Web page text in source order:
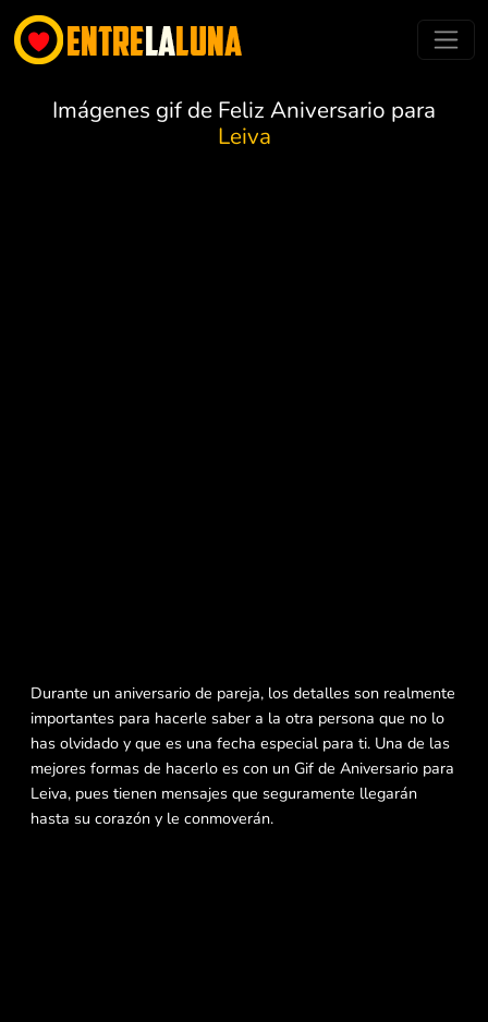
Imágenes gif de Feliz Aniversario para
Leiva
Durante un aniversario de pareja, los detalles son realmente
importantes para hacerle saber a la otra persona que no lo
has olvidado y que es una fecha especial para ti. Una de las
mejores formas de hacerlo es con un Gif de Aniversario para
Leiva, pues tienen mensajes que seguramente llegarán
hasta su corazón y le conmoverán.